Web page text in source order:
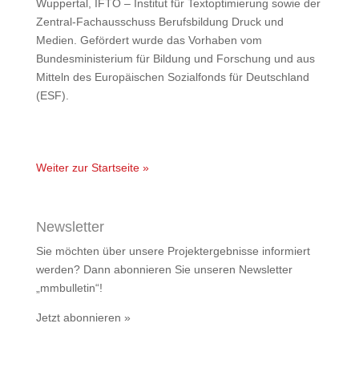
Wuppertal, IFTO – Institut für Textoptimierung sowie der
Zentral-Fachausschuss Berufsbildung Druck und
Medien. Gefördert wurde das Vorhaben vom
Bundesministerium für Bildung und Forschung und aus
Mitteln des Europäischen Sozialfonds für Deutschland
(ESF).
Weiter zur Startseite »
Newsletter
Sie möchten über unsere Projektergebnisse informiert
werden? Dann abonnieren Sie unseren Newsletter
„mmbulletin“!
Jetzt abonnieren »